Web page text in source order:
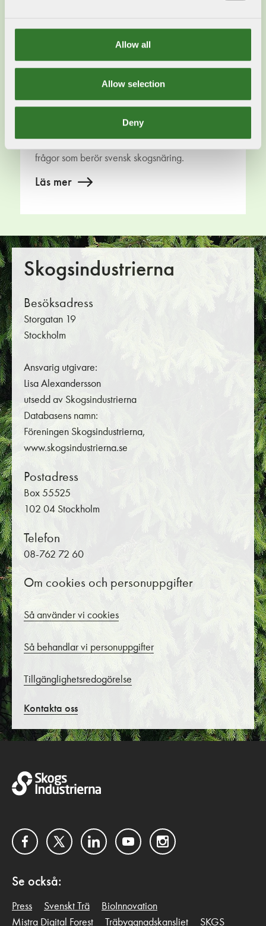
Allow all
Allow selection
Deny
Prioriterade frågor
Ta del av Skogsindustriernas åsikter i aktuella
frågor som berör svensk skogsnäring.
Läs mer
Skogsindustrierna
Besöksadress
Storgatan 19
Stockholm
Ansvarig utgivare:
Lisa Alexandersson
utsedd av Skogsindustrierna
Databasens namn:
Föreningen Skogsindustrierna,
www.skogsindustrierna.se
Postadress
Box 55525
102 04 Stockholm
Telefon
08-762 72 60
Om cookies och personuppgifter
Så använder vi cookies
Så behandlar vi personuppgifter
Tillgänglighetsredogörelse
Kontakta oss
FacebookTwitterLinkedInYouTubeInstagram
Se också:
Press Svenskt Trä
BioInnovation
Mistra Digital Forest
Träbyggnadskansliet SKGS